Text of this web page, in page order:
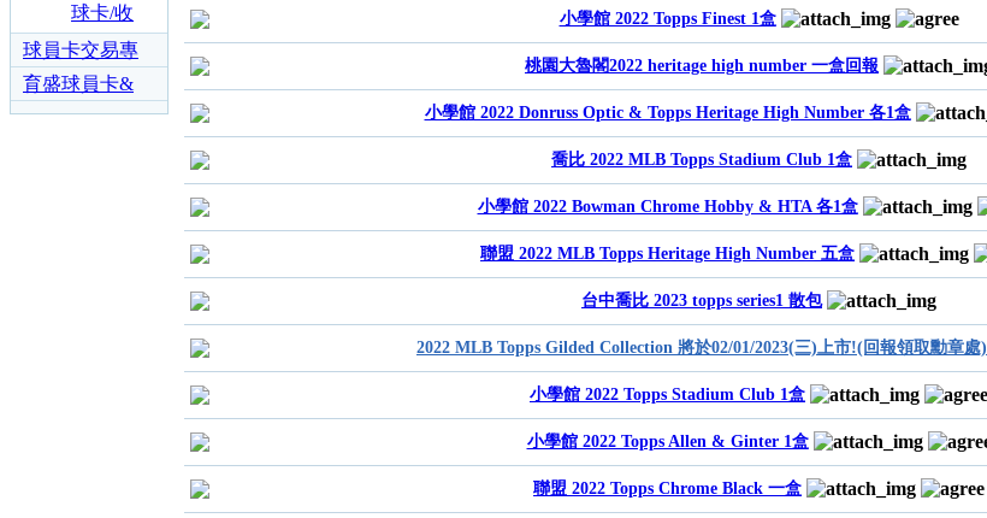
區
類運動球
員卡專區
動漫影視
卡專區
球卡/收
藏/交易心
得分享區
球員卡交易專
區
育盛球員卡&
各類運動討論
小學館 2022 Topps Finest 1盒
桃園大魯閣2022 heritage high number 一盒回報
小學館 2022 Donruss Optic & Topps Heritage High Number 各1盒
喬比 2022 MLB Topps Stadium Club 1盒
小學館 2022 Bowman Chrome Hobby & HTA 各1盒
聯盟 2022 MLB Topps Heritage High Number 五盒
台中喬比 2023 topps series1 散包
2022 MLB Topps Gilded Collection 將於02/01/2023(三)上市!(回報領取勳章處)
小學館 2022 Topps Stadium Club 1盒
小學館 2022 Topps Allen & Ginter 1盒
聯盟 2022 Topps Chrome Black 一盒